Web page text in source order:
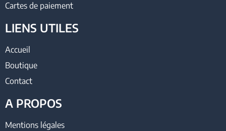
Cartes de paiement
LIENS UTILES
Accueil
Boutique
Contact
A PROPOS
Mentions légales